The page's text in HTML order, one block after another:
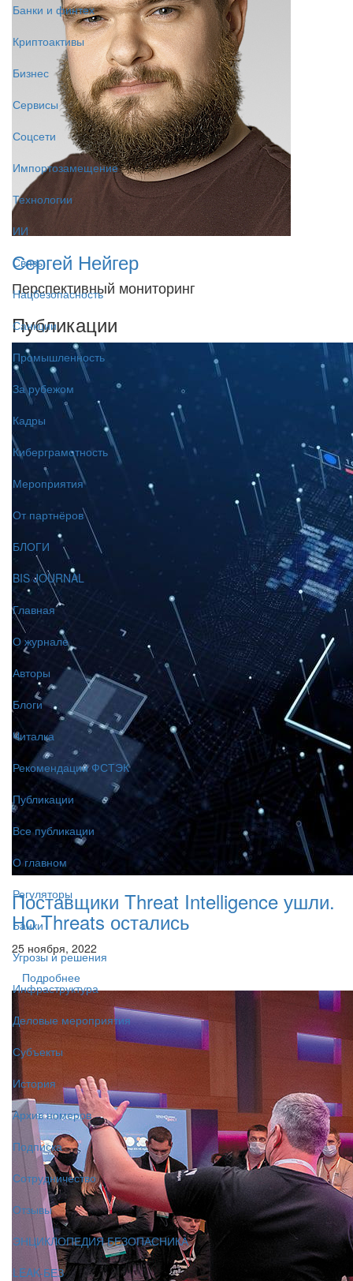
Банки и финтех
Криптоактивы
Бизнес
Сервисы
Соцсети
Импортозамещение
Технологии
ИИ
Связь
Нацбезопасность
Санкции
Промышленность
За рубежом
Кадры
Киберграмотность
Мероприятия
От партнёров
БЛОГИ
BIS JOURNAL
Главная
О журнале
Авторы
Блоги
Читалка
Рекомендации ФСТЭК
Публикации
Все публикации
О главном
Регуляторы
Банки
Угрозы и решения
Инфраструктура
Деловые мероприятия
Субъекты
История
Архив номеров
Подписка
Сотрудничество
Отзывы
ЭНЦИКЛОПЕДИЯ БЕЗОПАСНИКА
LEAK-БЕЗ
Сергей Нейгер
Перспективный мониторинг
Публикации
Поставщики Threat Intelligence ушли.
Но Threats остались
25 ноября, 2022
Подробнее